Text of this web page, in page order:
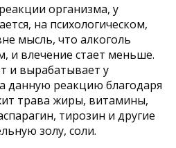
организма, у
на психологическом,
мысль, что алкоголь
и влечение стает меньше.
и вырабатывает у
данную реакцию благодаря
трава жиры, витамины,
тирозин и другие
золу, соли.